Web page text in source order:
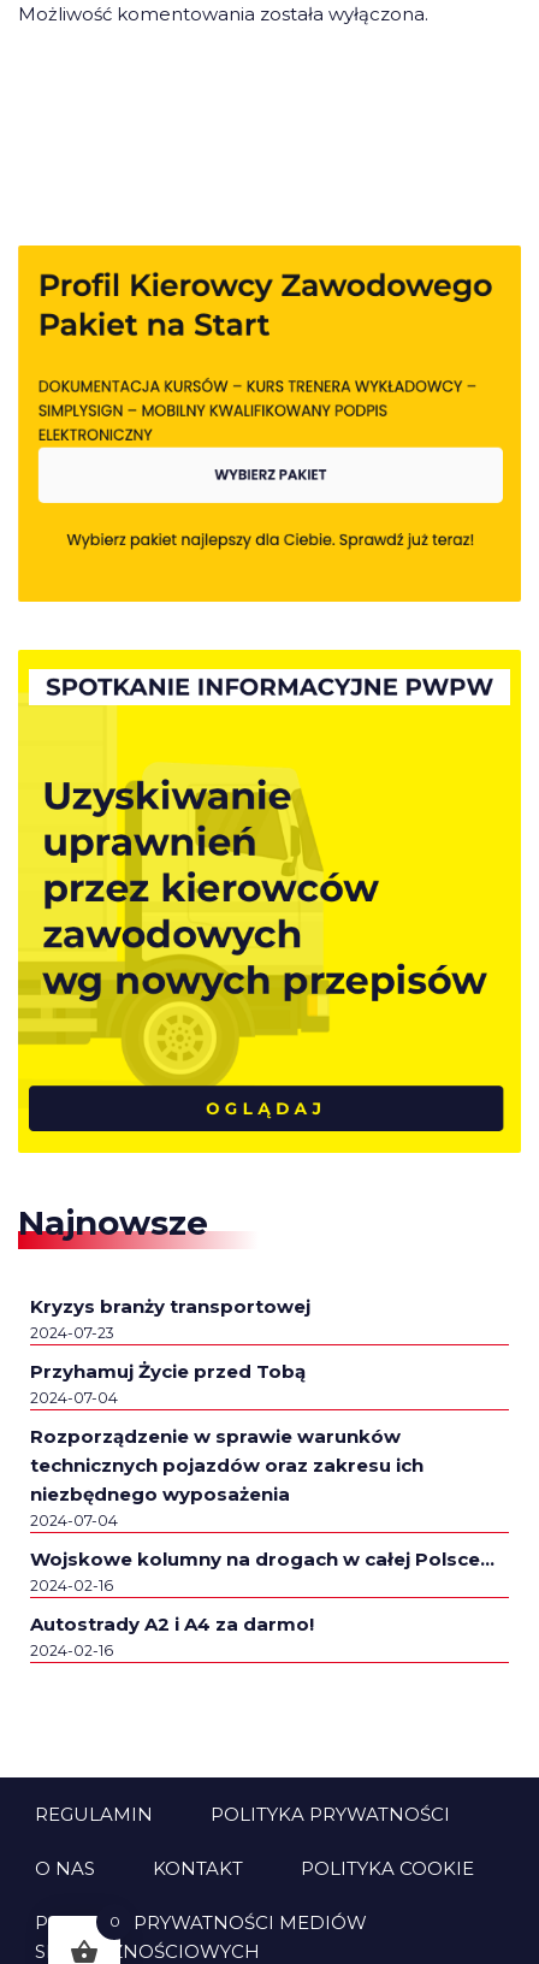
Możliwość komentowania została wyłączona.
Najnowsze
Kryzys branży transportowej
2024-07-23
Przyhamuj Życie przed Tobą
2024-07-04
Rozporządzenie w sprawie warunków
technicznych pojazdów oraz zakresu ich
niezbędnego wyposażenia
2024-07-04
Wojskowe kolumny na drogach w całej Polsce…
2024-02-16
Autostrady A2 i A4 za darmo!
2024-02-16
REGULAMIN POLITYKA PRYWATNOŚCI
O NAS KONTAKT POLITYKA COOKIE
POLITYKA PRYWATNOŚCI MEDIÓW
SPOŁECZNOŚCIOWYCH
0